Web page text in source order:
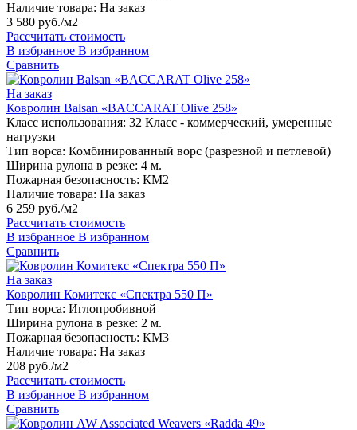
Наличие товара: На заказ
3 580 руб./м2
Рассчитать стоимость
В избранное В избранном
Сравнить
На заказ
Ковролин Balsan «BACCARAT Olive 258»
Класс использования: 32 Класс - коммерческий, умеренные
нагрузки
Тип ворса: Комбинированный ворс (разрезной и петлевой)
Ширина рулона в резке: 4 м.
Пожарная безопасность: КМ2
Наличие товара: На заказ
6 259 руб./м2
Рассчитать стоимость
В избранное В избранном
Сравнить
На заказ
Ковролин Комитекс «Спектра 550 П»
Тип ворса: Иглопробивной
Ширина рулона в резке: 2 м.
Пожарная безопасность: КМ3
Наличие товара: На заказ
208 руб./м2
Рассчитать стоимость
В избранное В избранном
Сравнить